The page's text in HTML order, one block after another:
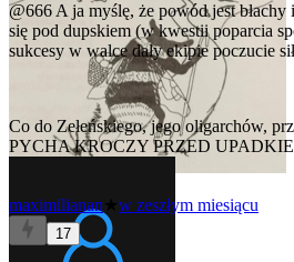
@666 A ja myślę, że powód jest
się pod dupskiem (w kwestii poparcia
sukcesy w walce dały ekipie poczucie
Co do Zełeńskiego, jego oligarchów,
PYCHA KROCZY PRZED
maximilianan w zeszłym miesiącu
17